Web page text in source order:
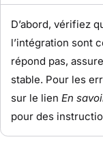
D’abord, vérifiez
l’intégration sont
répond pas,
stable. Pour les
sur le lien En
pour des